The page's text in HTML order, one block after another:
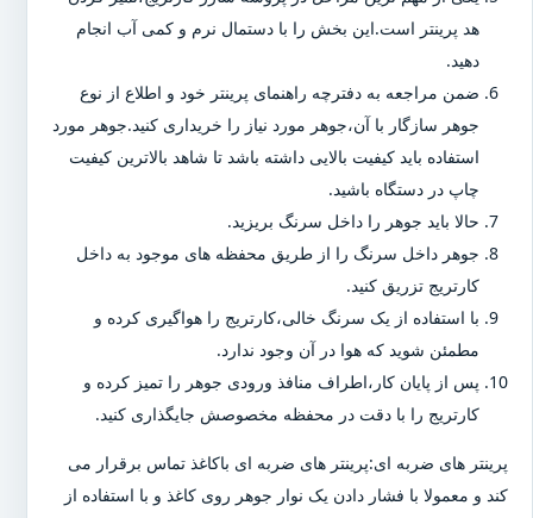
هد پرینتر است.این بخش را با دستمال نرم و کمی آب انجام
دهید.
ضمن مراجعه به دفترچه راهنمای پرینتر خود و اطلاع از نوع
جوهر سازگار با آن،جوهر مورد نیاز را خریداری کنید.جوهر مورد
استفاده باید کیفیت بالایی داشته باشد تا شاهد بالاترین کیفیت
چاپ در دستگاه باشید.
حالا باید جوهر را داخل سرنگ بریزید.
جوهر داخل سرنگ را از طریق محفظه های موجود به داخل
کارتریج تزریق کنید.
با استفاده از یک سرنگ خالی،کارتریج را هواگیری کرده و
مطمئن شوید که هوا در آن وجود ندارد.
پس از پایان کار،اطراف منافذ ورودی جوهر را تمیز کرده و
کارتریج را با دقت در محفظه مخصوصش جایگذاری کنید.
پرینتر های ضربه ای:پرینتر های ضربه ای باکاغذ تماس برقرار می
کند و معمولا با فشار دادن یک نوار جوهر روی کاغذ و با استفاده از